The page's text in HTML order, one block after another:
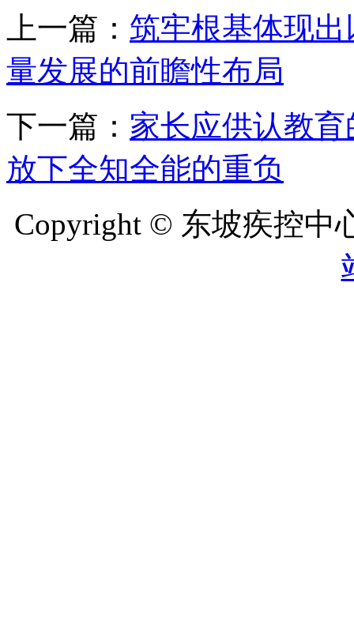
上一篇： 筑牢根基体现
量发展的前瞻性布局
下一篇： 家长应供认教
放下全知全能的重负
Copyright © 东坡疾控中